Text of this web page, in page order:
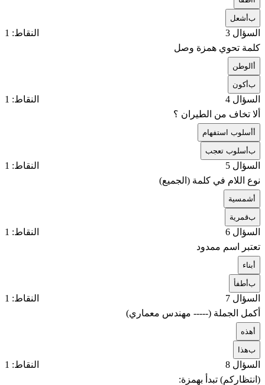
بأشعل
السؤال 3
النقاط: 1
كلمة تحوي همزة وصل
الوطن
بأكون
السؤال 4
النقاط: 1
ألا تخاف من الطيران ؟
أسلوب استفهام
بأسلوب تعجب
السؤال 5
النقاط: 1
نوع اللام في كلمة (الجميع)
شمسية
بقمرية
السؤال 6
النقاط: 1
تعتبر اسم ممدود
بناء
بأطفأ
السؤال 7
النقاط: 1
أكمل الجملة (----- مهندس معماري)
هذه
بهذا
السؤال 8
النقاط: 1
(انتظاركم) تبدأ بهمزة: